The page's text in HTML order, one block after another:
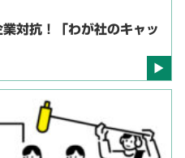
対抗！「わが社のキャッ